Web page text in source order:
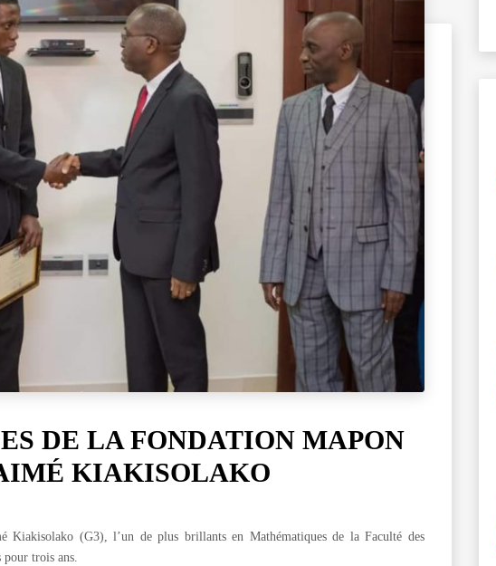
DE LA FONDATION MAPON
KIAKISOLAKO
Kiakisolako (G3), l’un de plus brillants en Mathématiques de la Faculté des
pour trois ans.